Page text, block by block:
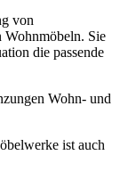
von
Wohnmöbeln. Sie
die passende
Wohn- und
ist auch